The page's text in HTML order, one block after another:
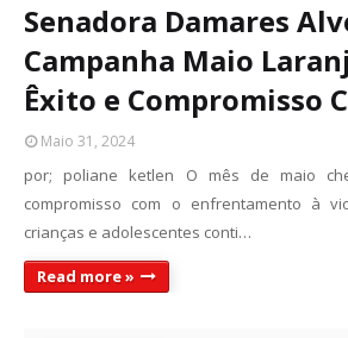
Senadora Damares
Campanha Maio
Êxito e Compromisso
Maio 31, 2024
por; poliane ketlen O mês de maio
compromisso com o enfrentamento à
crianças e adolescentes conti…
Read more »